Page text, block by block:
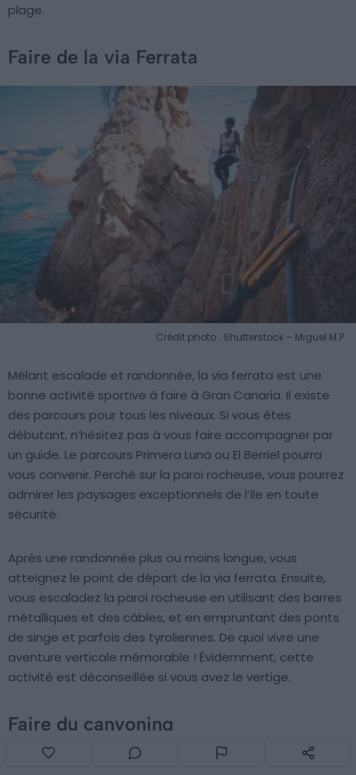
plage.
Faire de la via Ferrata
Crédit photo : Shutterstock – Miguel M.P
Mêlant escalade et randonnée, la via ferrata est une
bonne activité sportive à faire à Gran Canaria. Il existe
des parcours pour tous les niveaux. Si vous êtes
débutant, n’hésitez pas à vous faire accompagner par
un guide. Le parcours Primera Luna ou El Berriel pourra
vous convenir. Perché sur la paroi rocheuse, vous pourrez
admirer les paysages exceptionnels de l’île en toute
sécurité.
Après une randonnée plus ou moins longue, vous
atteignez le point de départ de la via ferrata. Ensuite,
vous escaladez la paroi rocheuse en utilisant des barres
métalliques et des câbles, et en empruntant des ponts
de singe et parfois des tyroliennes. De quoi vivre une
aventure verticale mémorable ! Évidemment, cette
activité est déconseillée si vous avez le vertige.
Faire du canyoning